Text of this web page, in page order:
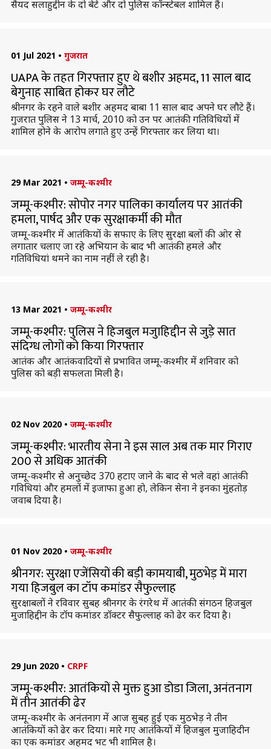
सैयद सलाहुद्दीन के दो बेटे और दो पुलिस कॉन्स्टेबल शामिल हैं।
01 Jul 2021 • गुजरात
UAPA के तहत गिरफ्तार हुए थे बशीर अहमद, 11 साल बाद
बेगुनाह साबित होकर घर लौटे
श्रीनगर के रहने वाले बशीर अहमद बाबा 11 साल बाद अपने घर लौटे हैं।
गुजरात पुलिस ने 13 मार्च, 2010 को उन पर आतंकी गतिविधियों में
शामिल होने के आरोप लगाते हुए उन्हें गिरफ्तार कर लिया था।
29 Mar 2021 • जम्मू-कश्मीर
जम्मू-कश्मीर: सोपोर नगर पालिका कार्यालय पर आतंकी
हमला, पार्षद और एक सुरक्षाकर्मी की मौत
जम्मू-कश्मीर में आतंकियों के सफाए के लिए सुरक्षा बलों की ओर से
लगातार चलाए जा रहे अभियान के बाद भी आतंकी हमले और
गतिविधियां थमने का नाम नहीं ले रही है।
13 Mar 2021 • जम्मू-कश्मीर
जम्मू-कश्मीर: पुलिस ने हिजबुल मजुाहिद्दीन से जुड़े सात
संदिग्ध लोगों को किया गिरफ्तार
आतंक और आतंकवादियों से प्रभावित जम्मू-कश्मीर में शनिवार को
पुलिस को बड़ी सफलता मिली है।
02 Nov 2020 • जम्मू-कश्मीर
जम्मू-कश्मीर: भारतीय सेना ने इस साल अब तक मार गिराए
200 से अधिक आतंकी
जम्मू-कश्मीर से अनुच्छेद 370 हटाए जाने के बाद से भले वहां आतंकी
गविधियां और हमलों में इजाफा हुआ हो, लेकिन सेना ने इनका मुंहतोड़
जवाब दिया है।
01 Nov 2020 • जम्मू-कश्मीर
श्रीनगर: सुरक्षा एजेंसियों की बड़ी कामयाबी, मुठभेड़ में मारा
गया हिजबुल का टॉप कमांडर सैफुल्लाह
सुरक्षाबलों ने रविवार सुबह श्रीनगर के रंगरेथ में आतंकी संगठन हिजबुल
मुजाहिद्दीन के टॉप कमांडर डॉक्टर सैफुल्लाह को ढेर कर दिया है।
29 Jun 2020 • CRPF
जम्मू-कश्मीर: आतंकियों से मुक्त हुआ डोडा जिला, अनंतनाग
में तीन आतंकी ढेर
जम्मू-कश्मीर के अनंतनाग में आज सुबह हुई एक मुठभेड़ ने तीन
आतंकियों को ढेर कर दिया। मारे गए आतंकियों में हिजबुल मुजाहिदीन
का एक कमांडर अहमद भट भी शामिल है।